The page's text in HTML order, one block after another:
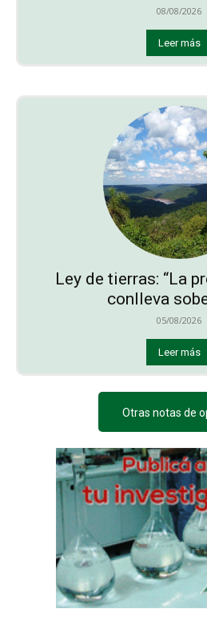
08/08/2026
Leer más
Ley de tierras: “La
conlleva
05/08/2026
Leer más
Otras notas de